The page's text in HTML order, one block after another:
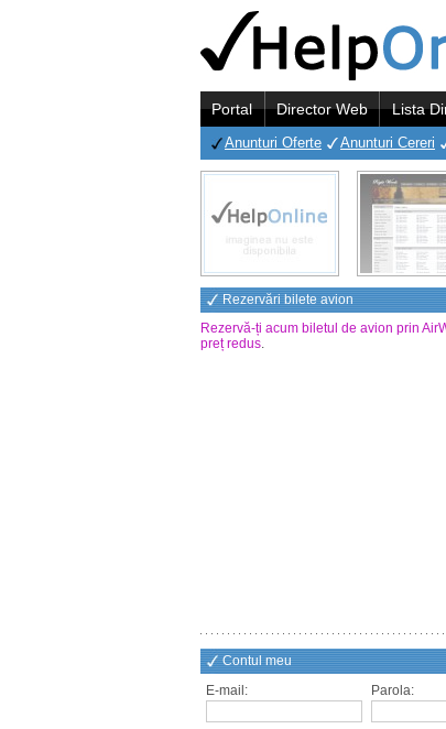
Portal Director Web Lista
Anunturi Oferte Anunturi Cereri
Rezervări bilete avion
Rezervă-ți acum biletul de avion prin
preț redus.
Contul meu
E-mail:
Parola: